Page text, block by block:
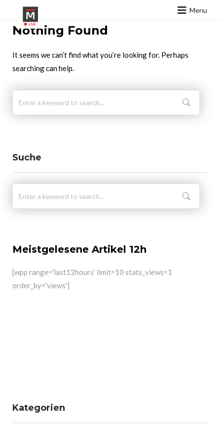
Menu
Nothing Found
It seems we can’t find what you’re looking for. Perhaps
searching can help.
Suche
Meistgelesene Artikel 12h
[wpp range='last12hours’ limit=10 stats_views=1
order_by='views']
Kategorien